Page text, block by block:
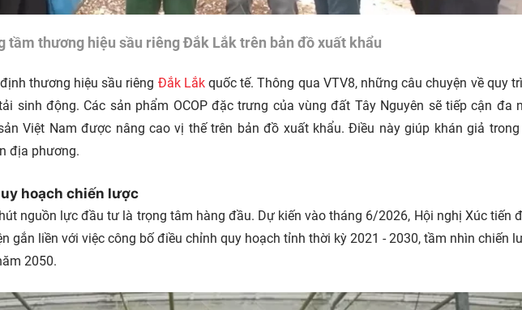
tầm thương hiệu sầu riêng Đắk Lắk trên bản đồ xuất khẩu
thương hiệu sầu riêng Đắk Lắkquốc tế. Thông qua VTV8, những câu chuyện về quy
sinh động. Các sản phẩm OCOP đặc trưng của vùng đất Tây Nguyên sẽ tiếp cận đa
Việt Nam được nâng cao vị thế trên bản đồ xuất khẩu. Điều này giúp khán giả trong
địa phương.
hoạch chiến lược
nguồn lực đầu tư là trọng tâm hàng đầu. Dự kiến vào tháng 6/2026, Hội nghị Xúc tiến
gắn liền với việc công bố điều chỉnh quy hoạch tỉnh thời kỳ 2021 - 2030, tầm nhìn chiến
2050.